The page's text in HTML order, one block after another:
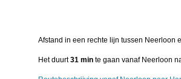
Afstand in een rechte lijn tussen Neerloon
Het duurt31 min te gaan vanaf Neerloon